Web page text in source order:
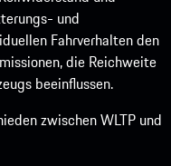
und
Fahrverhalten den
die Reichweite
beeinflussen.
zwischen WLTP und